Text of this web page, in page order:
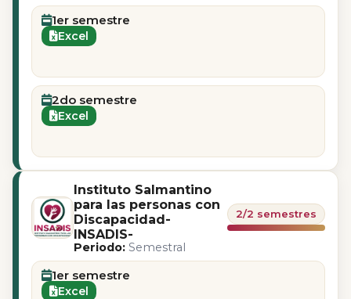
1er semestre
Excel
2do semestre
Excel
Instituto Salmantino
para las personas con
Discapacidad-
INSADIS-
Periodo: Semestral
2/2 semestres
1er semestre
Excel